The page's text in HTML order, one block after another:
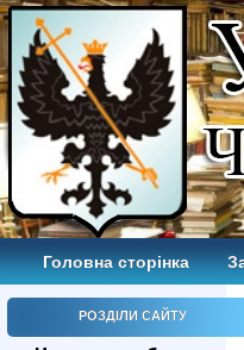
Головна сторінка
РОЗДІЛИ САЙТУ